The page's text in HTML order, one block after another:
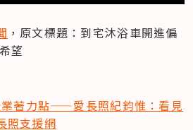
，原文標題：到宅沐浴車開進偏
望
著力點——愛長照紀鈞惟：看見
照支援網